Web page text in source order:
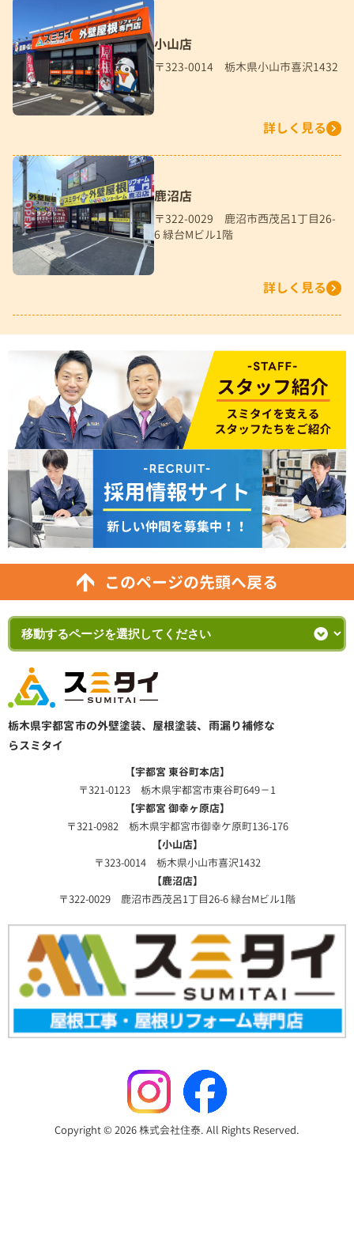
小山店
〒323-0014 栃木県小山市喜沢1432
詳しく見る
鹿沼店
〒322-0029 鹿沼市西茂呂1丁目26-
6 緑台Mビル1階
詳しく見る
このページの先頭へ戻る
栃木県宇都宮市の外壁塗装、屋根塗装、雨漏り補修な
らスミタイ
【宇都宮 東谷町本店】
〒321-0123 栃木県宇都宮市東谷町649－1
【宇都宮 御幸ヶ原店】
〒321-0982 栃木県宇都宮市御幸ケ原町136-176
【小山店】
〒323-0014 栃木県小山市喜沢1432
【鹿沼店】
〒322-0029 鹿沼市西茂呂1丁目26-6 緑台Mビル1階
Copyright © 2026 株式会社住泰. All Rights Reserved.